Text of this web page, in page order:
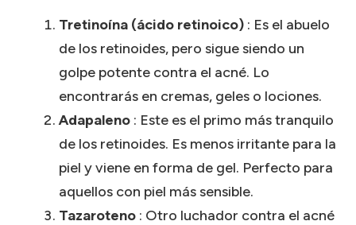
Tretinoína (ácido retinoico) : Es el abuelo
de los retinoides, pero sigue siendo un
golpe potente contra el acné. Lo
encontrarás en cremas, geles o lociones.
Adapaleno : Este es el primo más tranquilo
de los retinoides. Es menos irritante para la
piel y viene en forma de gel. Perfecto para
aquellos con piel más sensible.
Tazaroteno : Otro luchador contra el acné